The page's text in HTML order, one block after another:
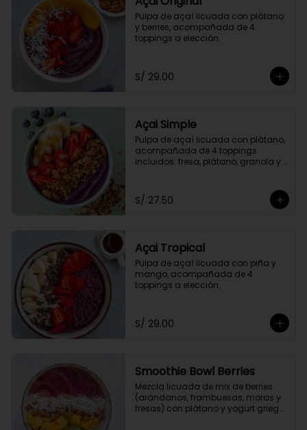
Pulpa de açaí licuada con plátano
y berries, acompañada de 4
toppings a elección.
S/ 29.00
Açai Simple
Pulpa de açaí licuada con plátano,
acompañada de 4 toppings
incluidos: fresa, plátano, granola y
S/ 27.50
Açai Tropical
Pulpa de açaí licuada con piña y
mango, acompañada de 4
toppings a elección.
S/ 29.00
Smoothie Bowl Berries
Mezcla licuada de mix de berries
(arándanos, frambuesas, moras y
fresas) con plátano y yogurt griego